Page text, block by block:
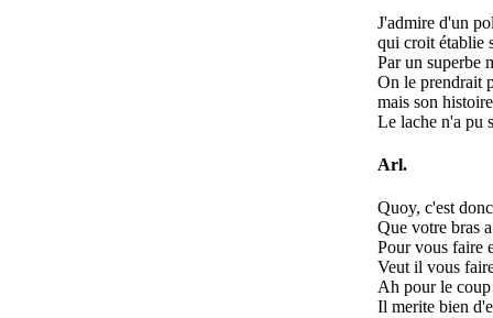
J'admire d'un
qui croit établie
Par un superbe
On le prendrait
mais son
Le lache n'a pu
Arl.
Quoy, c'est
Que votre bras
Pour vous faire
Veut il vous
Ah pour le
Il merite bien